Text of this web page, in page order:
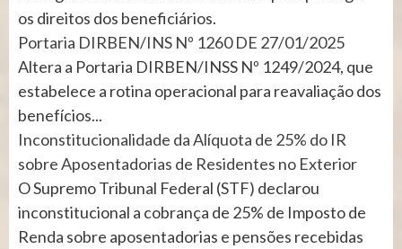
os direitos dos beneficiários.
Portaria DIRBEN/INS Nº 1260 DE 27/01/2025
Altera a Portaria DIRBEN/INSS Nº 1249/2024, que
estabelece a rotina operacional para reavaliação dos
benefícios...
Inconstitucionalidade da Alíquota de 25% do IR
sobre Aposentadorias de Residentes no Exterior
O Supremo Tribunal Federal (STF) declarou
inconstitucional a cobrança de 25% de Imposto de
Renda sobre aposentadorias e pensões recebidas